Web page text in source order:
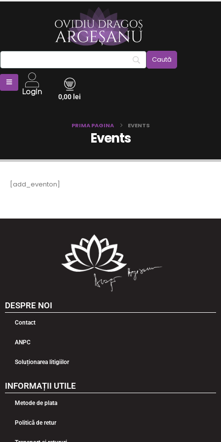
Login 0,00 lei
PRIMA PAGINA EVENTS
Events
[add_eventon]
DESPRE NOI
Contact
ANPC
Soluționarea litigiilor
INFORMAȚII UTILE
Metode de plata
Politică de retur